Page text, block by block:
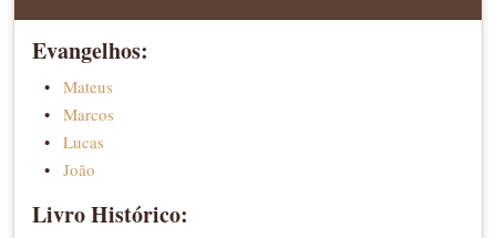
Evangelhos:
Mateus
Marcos
Lucas
João
Livro Histórico: